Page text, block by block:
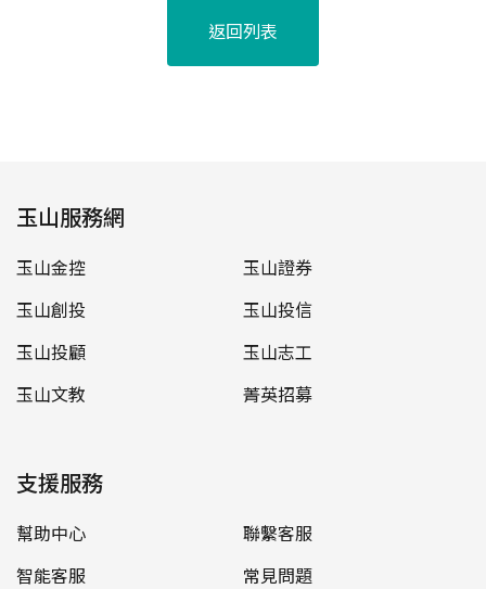
返回列表
玉山服務網
玉山金控
玉山證券
玉山創投
玉山投信
玉山投顧
玉山志工
玉山文教
菁英招募
支援服務
幫助中心
聯繫客服
智能客服
常見問題